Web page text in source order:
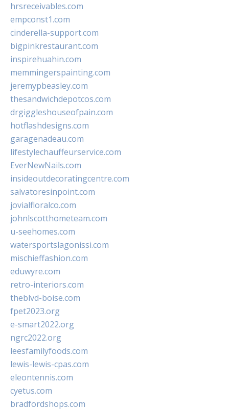
hrsreceivables.com
empconst1.com
cinderella-support.com
bigpinkrestaurant.com
inspirehuahin.com
memmingerspainting.com
jeremypbeasley.com
thesandwichdepotcos.com
drgiggleshouseofpain.com
hotflashdesigns.com
garagenadeau.com
lifestylechauffeurservice.com
EverNewNails.com
insideoutdecoratingcentre.com
salvatoresinpoint.com
jovialfloralco.com
johnlscotthometeam.com
u-seehomes.com
watersportslagonissi.com
mischieffashion.com
eduwyre.com
retro-interiors.com
theblvd-boise.com
fpet2023.org
e-smart2022.org
ngrc2022.org
leesfamilyfoods.com
lewis-lewis-cpas.com
eleontennis.com
cyetus.com
bradfordshops.com